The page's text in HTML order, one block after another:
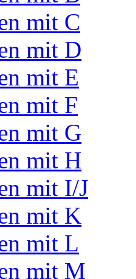
mit C
mit D
mit E
mit F
mit G
mit H
mit I/J
mit K
mit L
mit M